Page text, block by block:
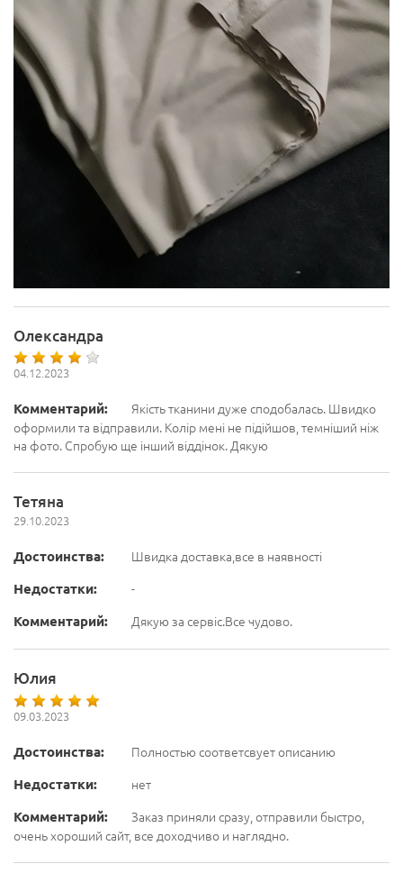
Олександра
04.12.2023
Комментарий:
Якість тканини дуже сподобалась. Швидко
оформили та відправили. Колір мені не підійшов, темніший ніж
на фото. Спробую ще інший віддінок. Дякую
Тетяна
29.10.2023
Достоинства:
Швидка доставка,все в наявності
Недостатки:
-
Комментарий:
Дякую за сервіс.Все чудово.
Юлия
09.03.2023
Достоинства:
Полностью соответсвует описанию
Недостатки:
нет
Комментарий:
Заказ приняли сразу, отправили быстро,
очень хороший сайт, все доходчиво и наглядно.